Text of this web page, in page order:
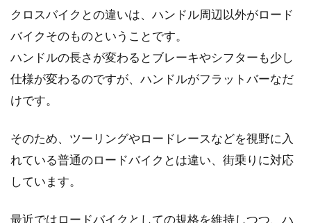
クロスバイクとの違いは、ハンドル周辺以外がロード
バイクそのものということです。
ハンドルの長さが変わるとブレーキやシフターも少し
仕様が変わるのですが、ハンドルがフラットバーなだ
けです。
そのため、ツーリングやロードレースなどを視野に入
れている普通のロードバイクとは違い、街乗りに対応
しています。
最近ではロードバイクとしての規格を維持しつつ、ハ